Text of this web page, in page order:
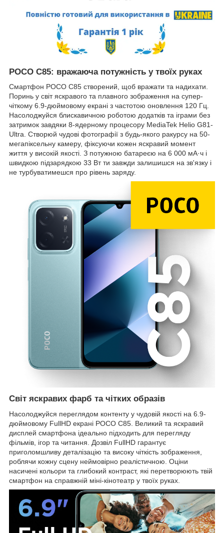
POCO C85: вражаюча потужність у твоїх руках
Смартфон POCO C85 створений, щоб вражати та надихати.
Поринь у світ яскравого та плавного зображення на супер-
чіткому 6.9-дюймовому екрані з частотою оновлення 120 Гц.
Насолоджуйся блискавичною роботою додатків та іграми без
затримок завдяки 8-ядерному процесору MediaTek Helio G81-
Ultra. Створюй чудові фотографії з будь-якого ракурсу на 50-
мегапіксельну камеру, фіксуючи кожен яскравий момент
життя у високій якості. З потужною батареєю на 6 000 мА·ч і
швидкою підзарядкою 33 Вт ти завжди залишишся на зв'язку і
не турбуватимешся про рівень заряду.
Світ яскравих фарб та чітких образів
Насолоджуйся переглядом контенту у чудовій якості на 6.9-
дюймовому FullHD екрані POCO C85. Великий та яскравий
дисплей смартфона ідеально підходить для перегляду
фільмів, ігор та читання. Дозвіл FullHD гарантує
приголомшливу деталізацію та високу чіткість зображення,
роблячи кожну сцену неймовірно реалістичною. Оціни
насичені кольори та глибокий контраст, які перетворюють твій
смартфон на справжній міні-кінотеатр у твоїх руках.